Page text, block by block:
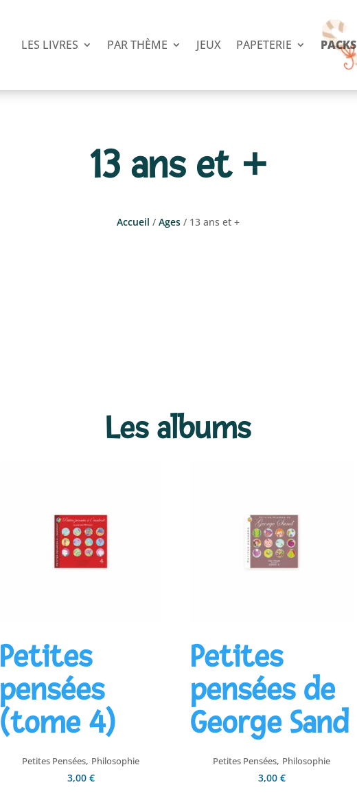
LES LIVRES PAR THÈME JEUX PAPETERIE PACKS
13 ans et +
Accueil / Ages/ 13 ans et +
Les albums
Petites
pensées
(tome 4)
Petites Pensées, Philosophie
3,00 €
Petites
pensées de
George Sand
Petites Pensées, Philosophie
3,00 €